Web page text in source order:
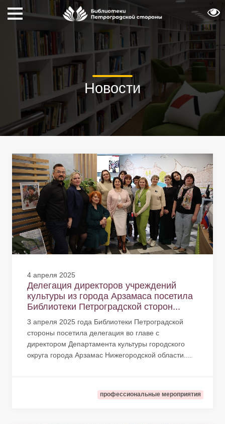
Новости
4 апреля 2025
Делегация директоров учреждений
культуры из города Арзамаса посетила
Библиотеки Петроградской сторон...
3 апреля 2025 года Библиотеки Петроградской
стороны посетила делегация во главе с
директором Департамента культуры городского
округа города Арзамас Нижегородской области....
профессиональные мероприятия